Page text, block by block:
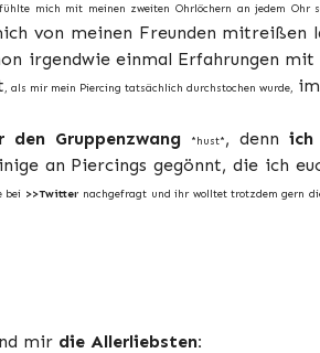
mich mit meinen zweiten Ohrlöchern an jedem Ohr
von meinen Freunden mitreißen
irgendwie einmal Erfahrungen
, als mir mein Piercing tatsächlich durchstochen wurde,
den Gruppenzwang *hust*, denn ich
an Piercings gegönnt, die ich
bei >>Twitter nachgefragt und ihr wolltet trotzdem gern
mir die Allerliebsten: